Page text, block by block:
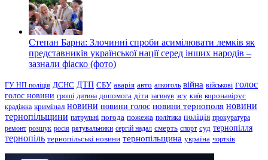
Степан Барна: Злочинні спроби асимілювати лемків як
представників української нації серед інших народів –
зазнали фіаско (фото)
ГУ НП поліція ДСНС ДТП СБУ аварія авто алкоголь війна військові голос
голос новини гроші дитина допомога діти загинув зсу київ коронавірус
крадіжка кримінал новини новини голос новини тернополя новини
тернопільщини патрульні погода пожежа політика поліція прокуратура
ремонт розшук росія рятувальники сергій надал смерть спорт суд тернопілля
тернопіль тернопільські новини тернопільщина україна чортків